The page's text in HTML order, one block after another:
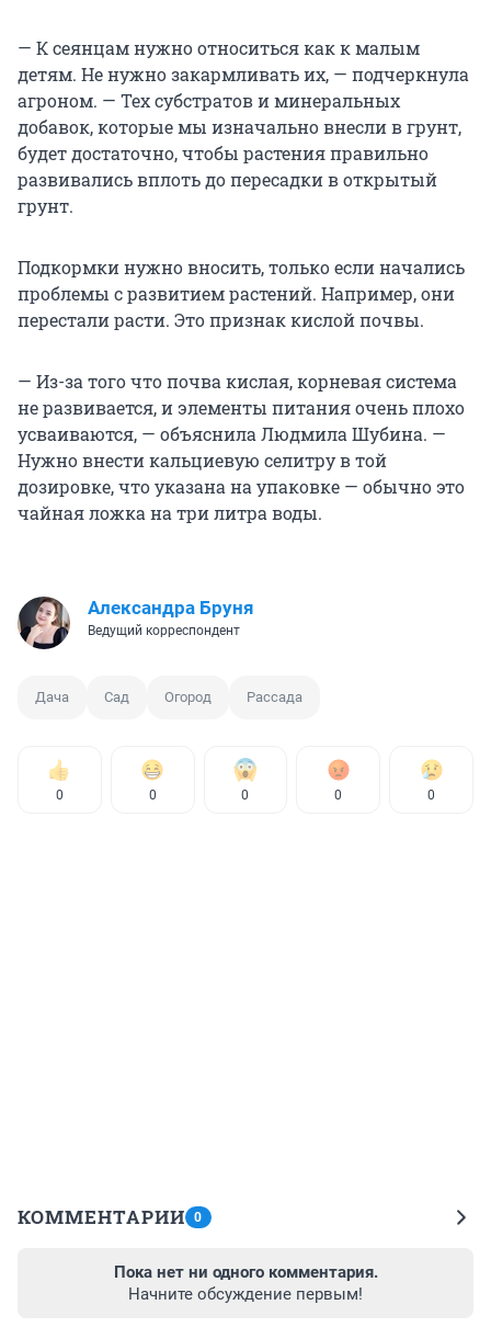
— К сеянцам нужно относиться как к малым
детям. Не нужно закармливать их, — подчеркнула
агроном. — Тех субстратов и минеральных
добавок, которые мы изначально внесли в грунт,
будет достаточно, чтобы растения правильно
развивались вплоть до пересадки в открытый
грунт.
Подкормки нужно вносить, только если начались
проблемы с развитием растений. Например, они
перестали расти. Это признак кислой почвы.
— Из-за того что почва кислая, корневая система
не развивается, и элементы питания очень плохо
усваиваются, — объяснила Людмила Шубина. —
Нужно внести кальциевую селитру в той
дозировке, что указана на упаковке — обычно это
чайная ложка на три литра воды.
Александра Бруня
Ведущий корреспондент
Дача Сад Огород Рассада
0 0 0 0 0
КОММЕНТАРИИ 0
Пока нет ни одного комментария.
Начните обсуждение первым!